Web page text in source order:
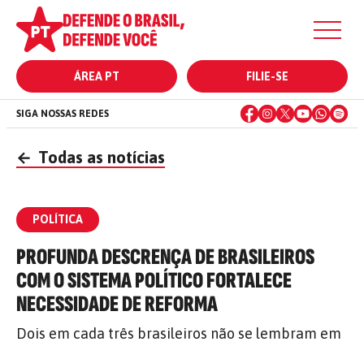
ÁREA PT FILIE-SE
SIGA NOSSAS REDES
← Todas as notícias
POLÍTICA
PROFUNDA DESCRENÇA DE BRASILEIROS
COM O SISTEMA POLÍTICO FORTALECE
NECESSIDADE DE REFORMA
Dois em cada três brasileiros não se lembram em